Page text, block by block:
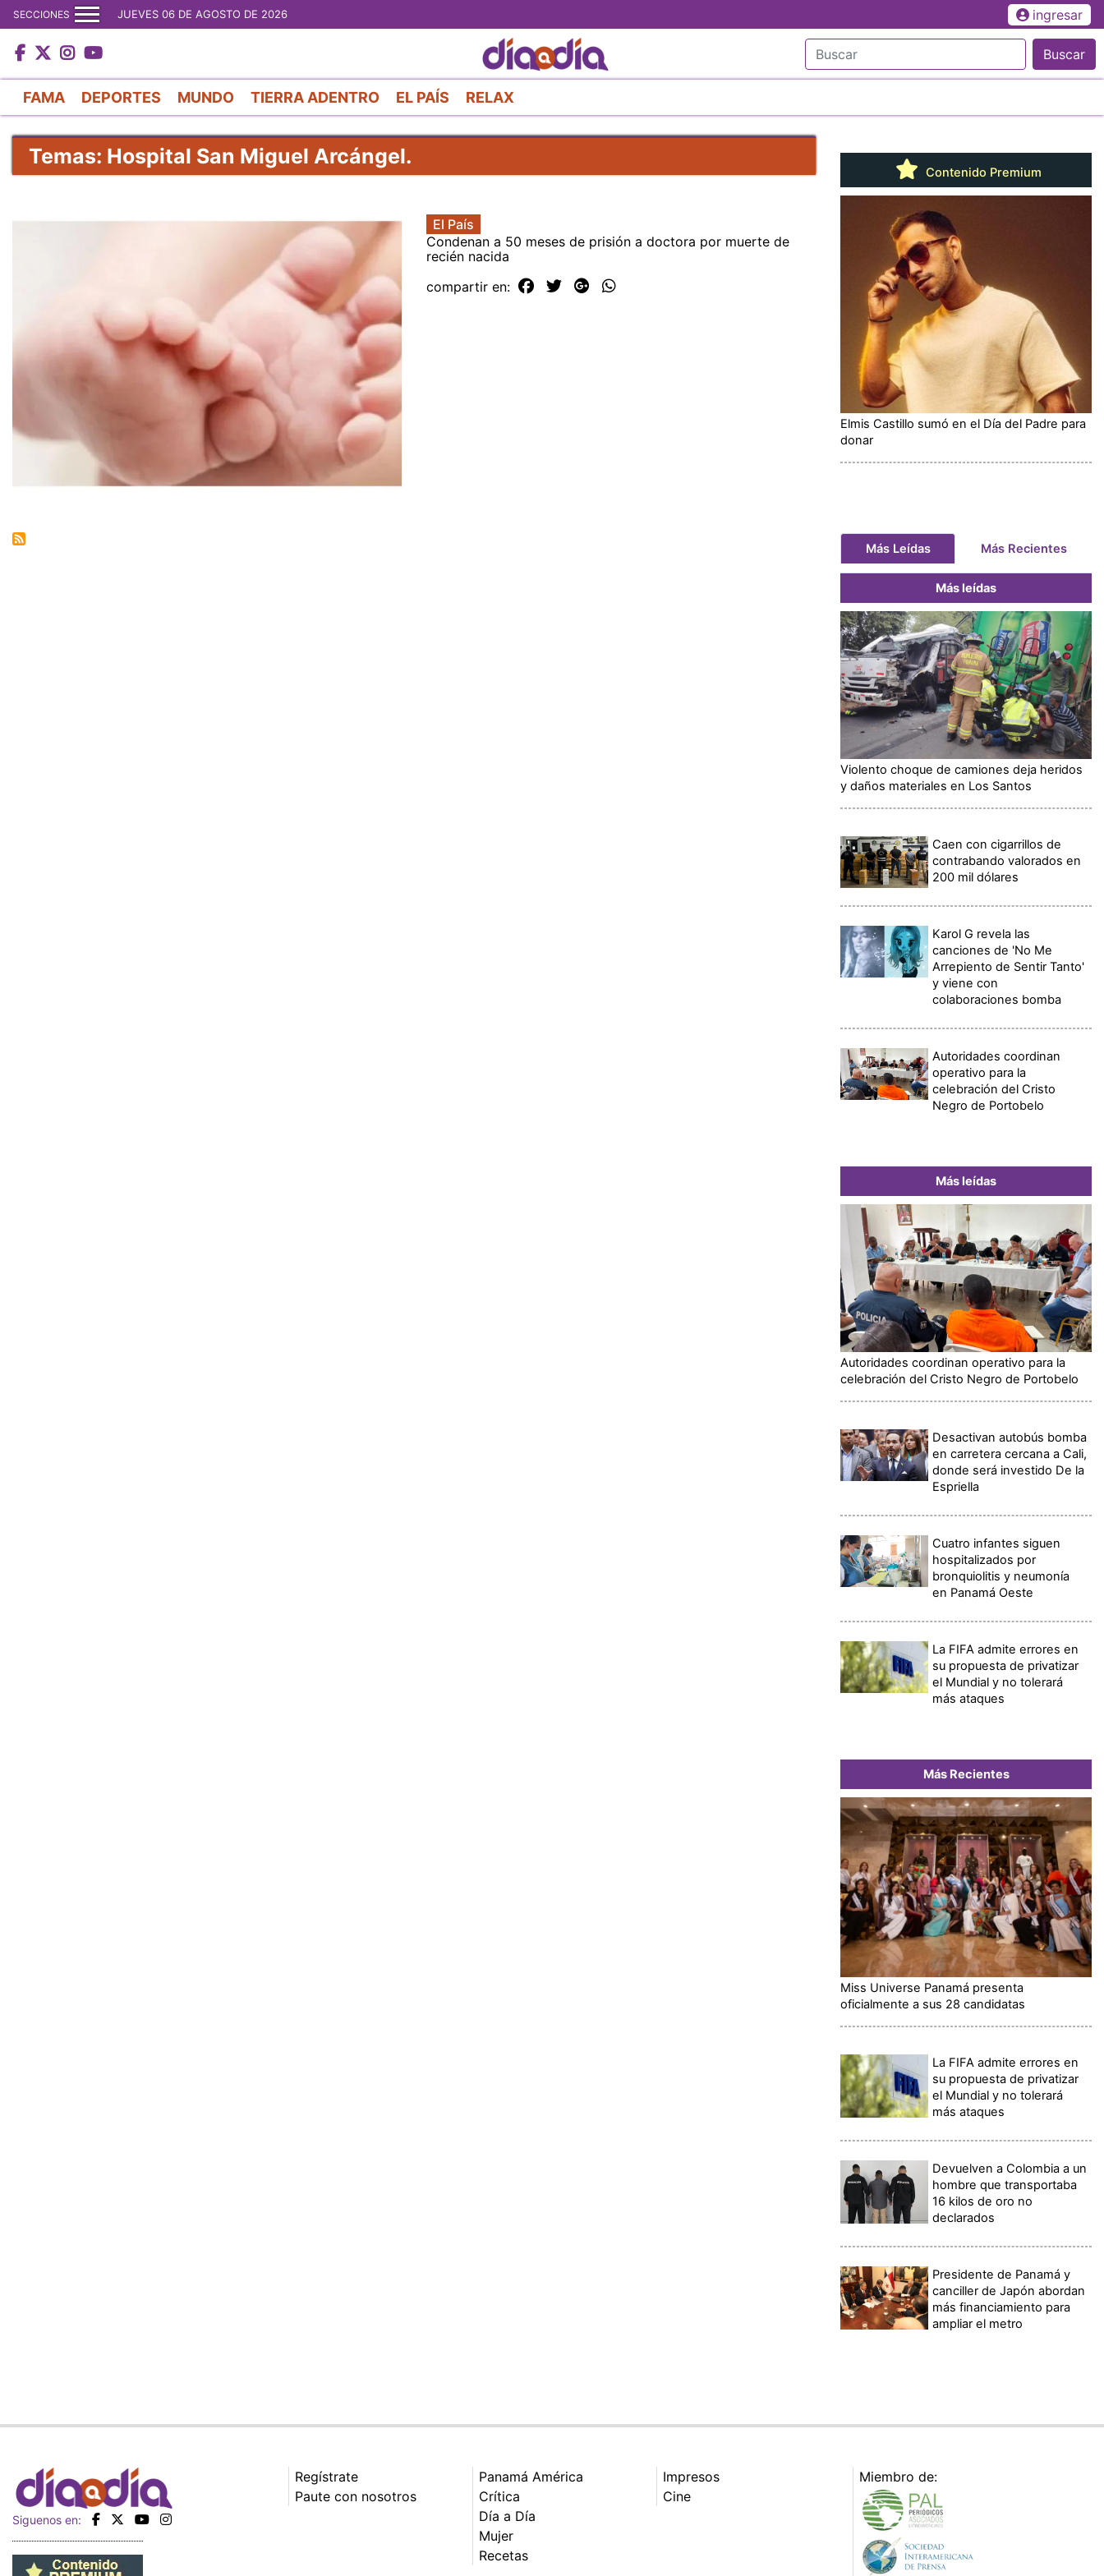
al
contenido
principal
SECCIONES JUEVES 06 DE AGOSTO DE 2026 ingresar
Buscar
FAMA DEPORTES MUNDO TIERRA ADENTRO EL PAÍS RELAX
Temas: Hospital San Miguel Arcángel.
El País
Condenan a 50 meses de prisión a doctora por muerte de
recién nacida
compartir en:
Contenido Premium
Elmis Castillo sumó en el Día del Padre para
donar
Más Leídas Más Recientes
Más leídas
Violento choque de camiones deja heridos
y daños materiales en Los Santos
Caen con cigarrillos de
contrabando valorados en
200 mil dólares
Karol G revela las
canciones de 'No Me
Arrepiento de Sentir Tanto'
y viene con
colaboraciones bomba
Autoridades coordinan
operativo para la
celebración del Cristo
Negro de Portobelo
Más leídas
Autoridades coordinan operativo para la
celebración del Cristo Negro de Portobelo
Desactivan autobús bomba
en carretera cercana a Cali,
donde será investido De la
Espriella
Cuatro infantes siguen
hospitalizados por
bronquiolitis y neumonía
en Panamá Oeste
La FIFA admite errores en
su propuesta de privatizar
el Mundial y no tolerará
más ataques
Más Recientes
Miss Universe Panamá presenta
oficialmente a sus 28 candidatas
La FIFA admite errores en
su propuesta de privatizar
el Mundial y no tolerará
más ataques
Devuelven a Colombia a un
hombre que transportaba
16 kilos de oro no
declarados
Presidente de Panamá y
canciller de Japón abordan
más financiamiento para
ampliar el metro
Siguenos en:
Regístrate
Paute con nosotros
Panamá América
Crítica
Día a Día
Mujer
Recetas
Impresos
Cine
Miembro de: